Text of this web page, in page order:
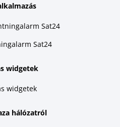
Sat24
Sat24
widgetek
widgetek
hálózatról